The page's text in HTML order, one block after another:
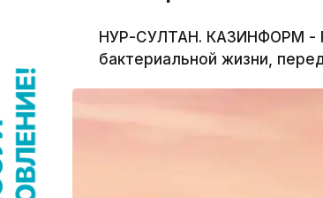
НУР-СУЛТАН. КАЗИНФОРМ -
бактериальной жизни,